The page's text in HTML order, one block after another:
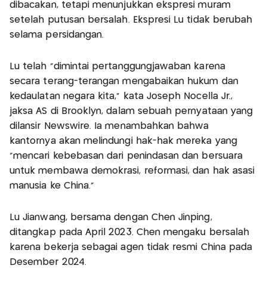
dibacakan, tetapi menunjukkan ekspresi muram
setelah putusan bersalah. Ekspresi Lu tidak berubah
selama persidangan.
Lu telah "dimintai pertanggungjawaban karena
secara terang-terangan mengabaikan hukum dan
kedaulatan negara kita," kata Joseph Nocella Jr.,
jaksa AS di Brooklyn, dalam sebuah pernyataan yang
dilansir Newswire. Ia menambahkan bahwa
kantornya akan melindungi hak-hak mereka yang
“mencari kebebasan dari penindasan dan bersuara
untuk membawa demokrasi, reformasi, dan hak asasi
manusia ke China.”
Lu Jianwang, bersama dengan Chen Jinping,
ditangkap pada April 2023. Chen mengaku bersalah
karena bekerja sebagai agen tidak resmi China pada
Desember 2024.